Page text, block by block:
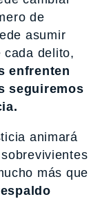
de
asumir
cada delito,
enfrenten
seguiremos
animará
más que